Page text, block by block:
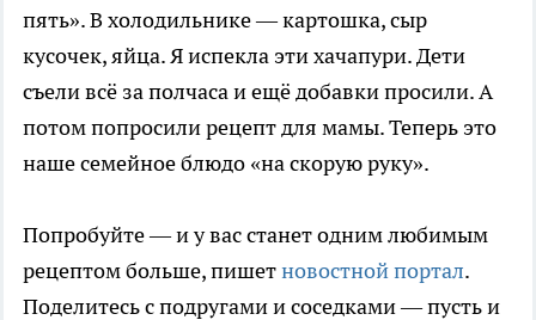
пять». В холодильнике — картошка, сыр
кусочек, яйца. Я испекла эти хачапури. Дети
съели всё за полчаса и ещё добавки просили. А
потом попросили рецепт для мамы. Теперь это
наше семейное блюдо «на скорую руку».
Попробуйте — и у вас станет одним любимым
рецептом больше, пишетновостной портал.
Поделитесь с подругами и соседками — пусть и